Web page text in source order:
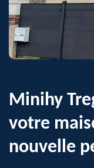
Minihy
votre
nouvelle